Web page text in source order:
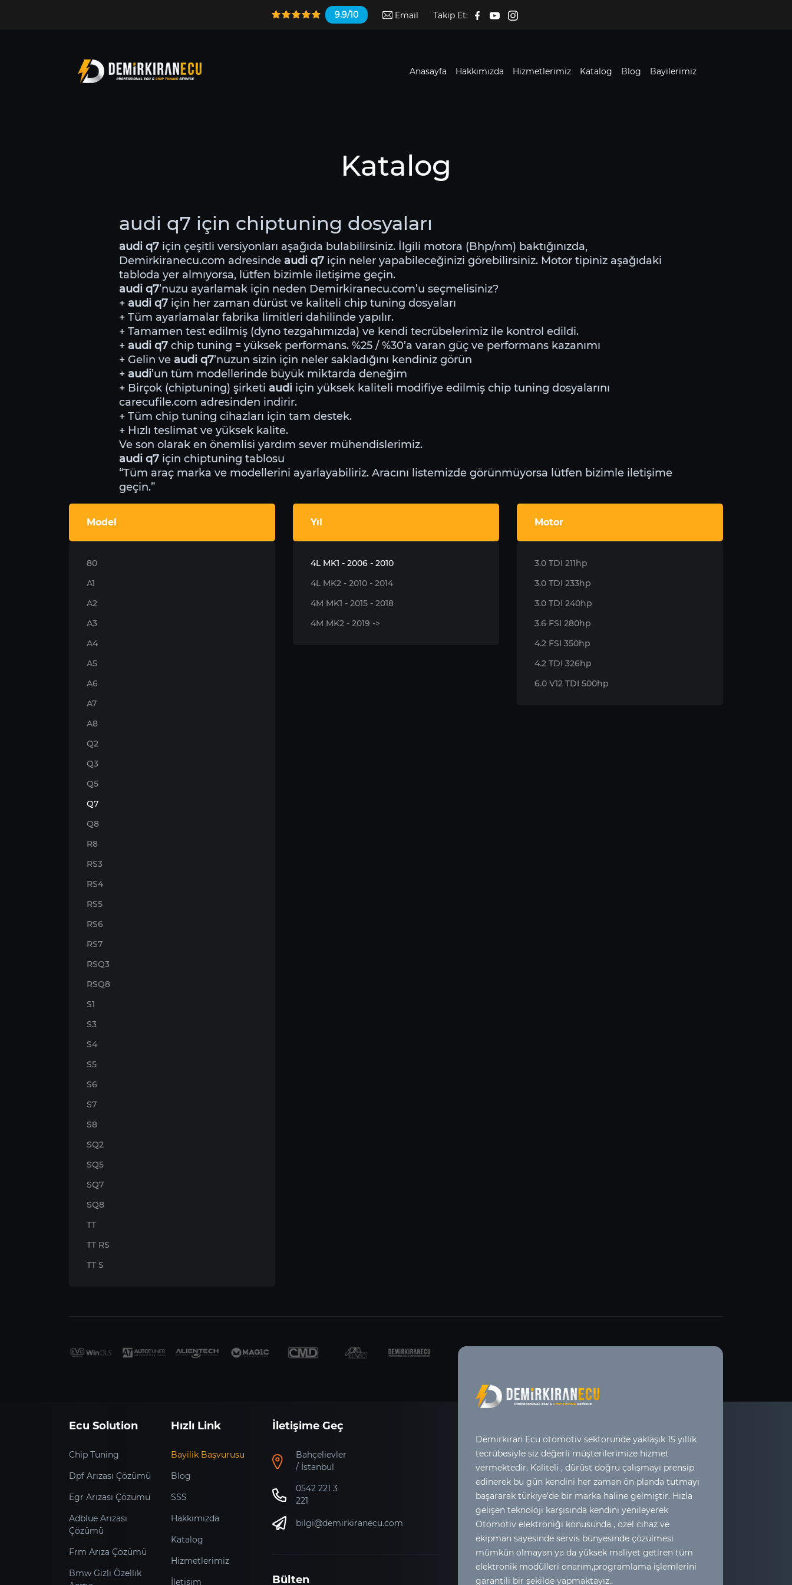
9.9/10 Email Takip Et:
Anasayfa Hakkımızda Hizmetlerimiz Katalog Blog Bayilerimiz
Katalog
audi q7 için chiptuning dosyaları
audi q7 için çeşitli versiyonları aşağıda bulabilirsiniz. İlgili motora (Bhp/nm) baktığınızda,
Demirkiranecu.com adresinde audi q7 için neler yapabileceğinizi görebilirsiniz. Motor tipiniz aşağıdaki
tabloda yer almıyorsa, lütfen bizimle iletişime geçin.
audi q7’nuzu ayarlamak için neden Demirkiranecu.com’u seçmelisiniz?
+ audi q7 için her zaman dürüst ve kaliteli chip tuning dosyaları
+ Tüm ayarlamalar fabrika limitleri dahilinde yapılır.
+ Tamamen test edilmiş (dyno tezgahımızda) ve kendi tecrübelerimiz ile kontrol edildi.
+ audi q7 chip tuning = yüksek performans. %25 / %30’a varan güç ve performans kazanımı
+ Gelin ve audi q7’nuzun sizin için neler sakladığını kendiniz görün
+ audi’un tüm modellerinde büyük miktarda deneğim
+ Birçok (chiptuning) şirketi audi için yüksek kaliteli modifiye edilmiş chip tuning dosyalarını
carecufile.com adresinden indirir.
+ Tüm chip tuning cihazları için tam destek.
+ Hızlı teslimat ve yüksek kalite.
Ve son olarak en önemlisi yardım sever mühendislerimiz.
audi q7 için chiptuning tablosu
“Tüm araç marka ve modellerini ayarlayabiliriz. Aracını listemizde görünmüyorsa lütfen bizimle iletişime
geçin.”
Model
80
A1
A2
A3
A4
A5
A6
A7
A8
Q2
Q3
Q5
Q7
Q8
R8
RS3
RS4
RS5
RS6
RS7
RSQ3
RSQ8
S1
S3
S4
S5
S6
S7
S8
SQ2
SQ5
SQ7
SQ8
TT
TT RS
TT S
Yıl
4L MK1 - 2006 - 2010
4L MK2 - 2010 - 2014
4M MK1 - 2015 - 2018
4M MK2 - 2019 ->
Motor
3.0 TDI 211hp
3.0 TDI 233hp
3.0 TDI 240hp
3.6 FSI 280hp
4.2 FSI 350hp
4.2 TDI 326hp
6.0 V12 TDI 500hp
Ecu Solution
Chip Tuning
Dpf Arızası Çözümü
Egr Arızası Çözümü
Adblue Arızası
Çözümü
Frm Arıza Çözümü
Bmw Gizli Özellik
Hızlı Link
Bayilik Başvurusu
Blog
SSS
Hakkımızda
Katalog
Hizmetlerimiz
İletişim
İletişime Geç
Bahçelievler
/ İstanbul
0542 221 3
221
bilgi@demirkiranecu.com
Bülten
Demirkıran Ecu otomotiv sektoründe yaklaşık 15 yıllık
tecrübesiyle siz değerli müşterilerimize hizmet
vermektedir. Kaliteli , dürüst doğru çalışmayı prensip
edinerek bu gün kendini her zaman ön planda tutmayı
başararak türkiye’de bir marka haline gelmiştir. Hızla
gelişen teknoloji karşısında kendini yenileyerek
Otomotiv elektroniği konusunda , özel cihaz ve
ekipman sayesinde servis bünyesinde çözülmesi
mümkün olmayan ya da yüksek maliyet getiren tüm
elektronik modülleri onarım,programlama işlemlerini
garantili bir şekilde yapmaktayız..